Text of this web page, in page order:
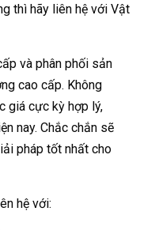
thì hãy liên hệ với Vật
và phân phối sản
cao cấp. Không
giá cực kỳ hợp lý,
nay. Chắc chắn sẽ
pháp tốt nhất cho
hệ với: